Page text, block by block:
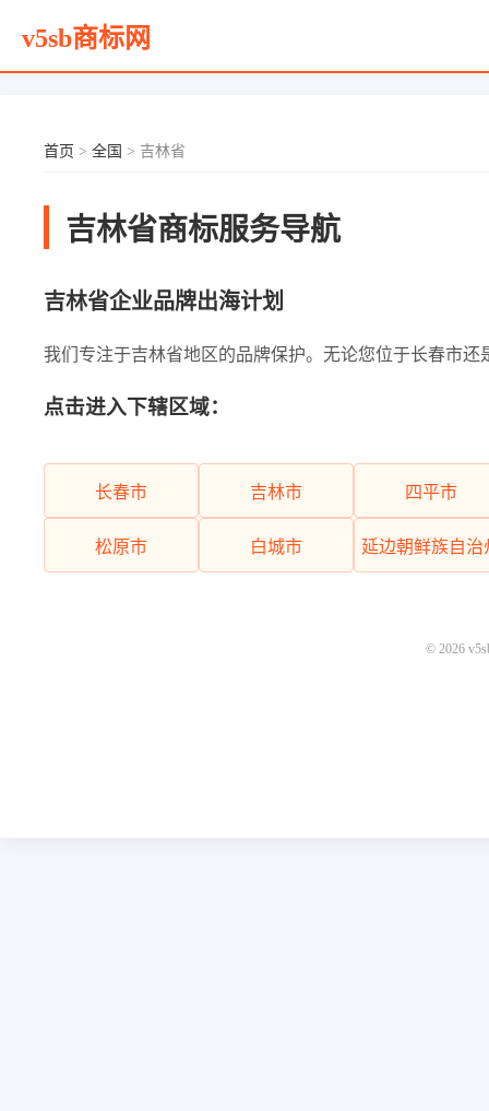
v5sb商标网
首页 > 全国 > 吉林省
吉林省商标服务导航
吉林省企业品牌出海计划
我们专注于吉林省地区的品牌保护。无论您位于长春市
点击进入下辖区域：
长春市 吉林市 四平市
松原市 白城市 延边朝鲜族自治
© 2026